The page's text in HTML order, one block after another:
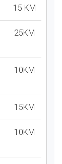
15 KM
25KM
10KM
15KM
10KM